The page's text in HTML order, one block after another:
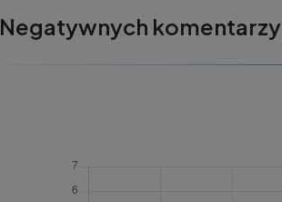
Negatywnych komentarzy